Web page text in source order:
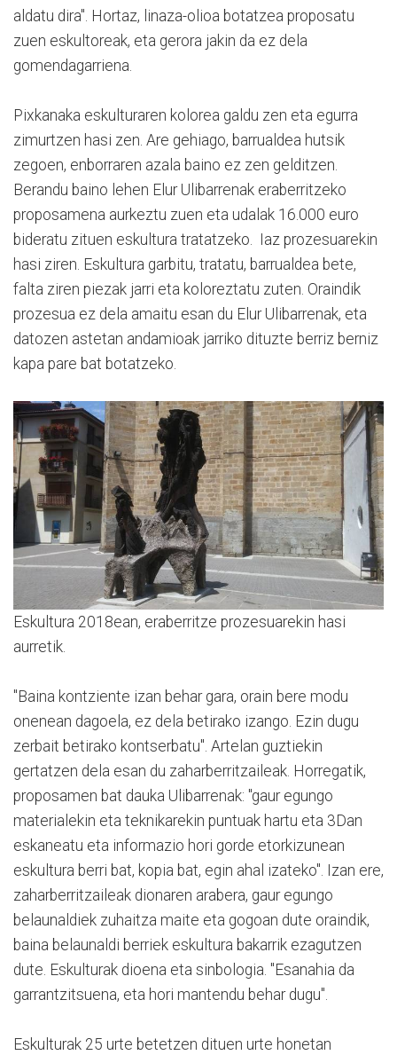
aldatu dira". Hortaz, linaza-olioa botatzea proposatu
zuen eskultoreak, eta gerora jakin da ez dela
gomendagarriena.
Pixkanaka eskulturaren kolorea galdu zen eta egurra
zimurtzen hasi zen. Are gehiago, barrualdea hutsik
zegoen, enborraren azala baino ez zen gelditzen.
Berandu baino lehen Elur Ulibarrenak eraberritzeko
proposamena aurkeztu zuen eta udalak 16.000 euro
bideratu zituen eskultura tratatzeko. Iaz prozesuarekin
hasi ziren. Eskultura garbitu, tratatu, barrualdea bete,
falta ziren piezak jarri eta koloreztatu zuten. Oraindik
prozesua ez dela amaitu esan du Elur Ulibarrenak, eta
datozen astetan andamioak jarriko dituzte berriz berniz
kapa pare bat botatzeko.
Eskultura 2018ean, eraberritze prozesuarekin hasi
aurretik.
"Baina kontziente izan behar gara, orain bere modu
onenean dagoela, ez dela betirako izango. Ezin dugu
zerbait betirako kontserbatu". Artelan guztiekin
gertatzen dela esan du zaharberritzaileak. Horregatik,
proposamen bat dauka Ulibarrenak: "gaur egungo
materialekin eta teknikarekin puntuak hartu eta 3Dan
eskaneatu eta informazio hori gorde etorkizunean
eskultura berri bat, kopia bat, egin ahal izateko". Izan ere,
zaharberritzaileak dionaren arabera, gaur egungo
belaunaldiek zuhaitza maite eta gogoan dute oraindik,
baina belaunaldi berriek eskultura bakarrik ezagutzen
dute. Eskulturak dioena eta sinbologia. "Esanahia da
garrantzitsuena, eta hori mantendu behar dugu".
Eskulturak 25 urte betetzen dituen urte honetan